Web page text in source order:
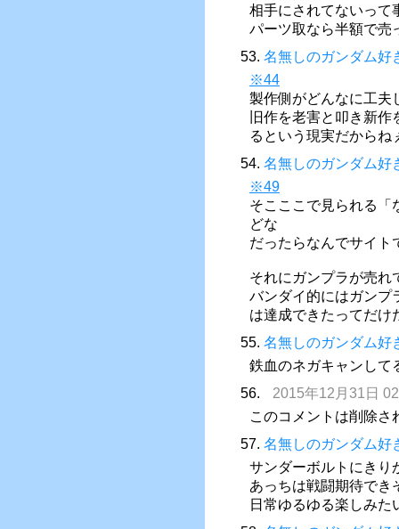
相手にされてないって
パーツ取なら半額で売
53. 名無しのガンダム好
※44
製作側がどんなに工夫
旧作を老害と叩き新
るという現実だからね
54. 名無しのガンダム好
※49
そこここで見られる「
どな
だったらなんでサイト
それにガンプラが売れ
バンダイ的にはガンプ
は達成できたってだけ
55. 名無しのガンダム好
鉄血のネガキャンして
56.
2015年12月31日
このコメントは削除さ
57. 名無しのガンダム好
サンダーボルトにきり
あっちは戦闘期待でき
日常ゆるゆる楽しみた